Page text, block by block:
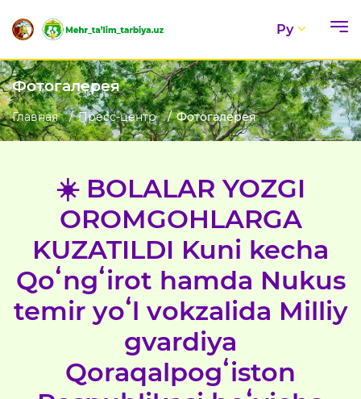
Ру
Фотогалерея
Главная Пресс-центр Фотогалерея
☀️ BOLALAR YOZGI
OROMGOHLARGA
KUZATILDI Kuni kecha
Qoʻngʻirot hamda Nukus
temir yoʻl vokzalida Milliy
gvardiya
Qoraqalpogʻiston